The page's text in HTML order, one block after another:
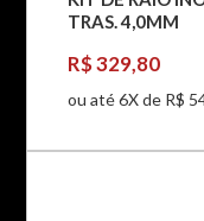
TRAS. 4,0MM
R$ 329,80
ou até 6X de R$